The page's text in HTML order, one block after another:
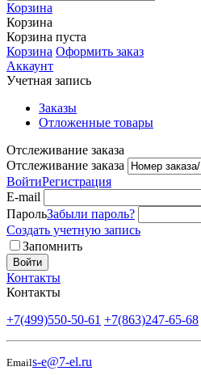
Корзина
Корзина
Корзина пуста
Корзина Оформить заказ
Аккаунт
Учетная запись
Заказы
Отложенные товары
Отслеживание заказа
Отслеживание заказа
ВойтиРегистрация
E-mail
ПарольЗабыли пароль?
Создать учетную запись
Запомнить
Войти
Контакты
Контакты
+7(499)550-50-61 +7(863)247-65-68
Emails-e@7-el.ru